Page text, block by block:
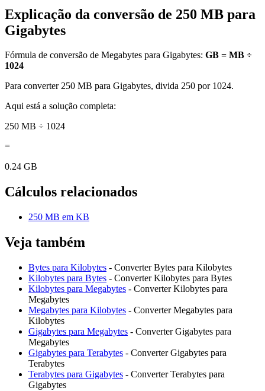
Explicação da conversão de 250 MB para
Gigabytes
Fórmula de conversão de Megabytes para Gigabytes: GB = MB ÷
1024
Para converter 250 MB para Gigabytes, divida 250 por 1024.
Aqui está a solução completa:
250 MB ÷ 1024
=
0.24 GB
Cálculos relacionados
250 MB em KB
Veja também
Bytes para Kilobytes - Converter Bytes para Kilobytes
Kilobytes para Bytes - Converter Kilobytes para Bytes
Kilobytes para Megabytes - Converter Kilobytes para
Megabytes
Megabytes para Kilobytes - Converter Megabytes para
Kilobytes
Gigabytes para Megabytes - Converter Gigabytes para
Megabytes
Gigabytes para Terabytes - Converter Gigabytes para
Terabytes
Terabytes para Gigabytes - Converter Terabytes para
Gigabytes